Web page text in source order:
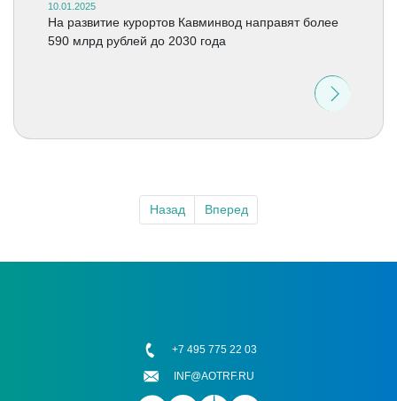
10.01.2025
На развитие курортов Кавминвод направят более
590 млрд рублей до 2030 года
Назад Вперед
+7 495 775 22 03
INF@AOTRF.RU